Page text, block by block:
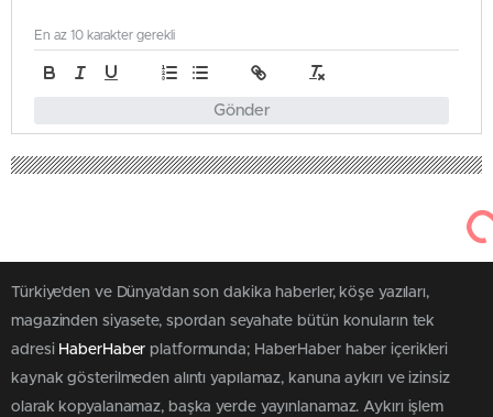
Gönder
En az 10 karakter gerekli
Türkiye'den ve Dünya’dan son dakika haberler, köşe yazıları,
magazinden siyasete, spordan seyahate bütün konuların tek
adresi HaberHaber platformunda; HaberHaber haber içerikleri
kaynak gösterilmeden alıntı yapılamaz, kanuna aykırı ve izinsiz
olarak kopyalanamaz, başka yerde yayınlanamaz. Aykırı işlem